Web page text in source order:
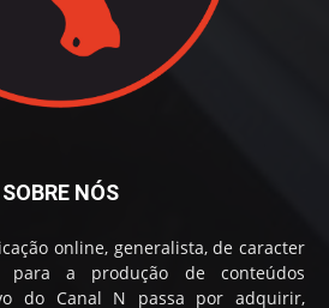
SOBRE NÓS
online, generalista, de caracter
para a produção de conteúdos
do Canal N passa por adquirir,